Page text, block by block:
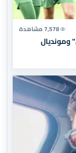
7,578 مشاهدة
ومونديال